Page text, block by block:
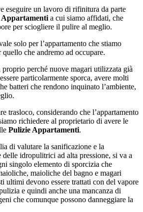
eseguire un lavoro di rifinitura da parte
Appartamenti a cui siamo affidati, che
per sciogliere il pulire al meglio.
solo per l’appartamento che stiamo
quello che andremo ad occupare.
proprio perché nuove magari utilizzata già
particolarmente sporca, avere molti
batteri che rendono inquinato l’ambiente,
trasloco, considerando che l’appartamento
richiedere al proprietario di avere le
Pulizie Appartamenti.
di valutare la sanificazione e la
idropulitrici ad alta pressione, si va a
singolo elemento di sporcizia che
maioliche del bagno e magari
ultimi devono essere trattati con del vapore
e quindi anche una mancanza di
che comunque possono danneggiare la